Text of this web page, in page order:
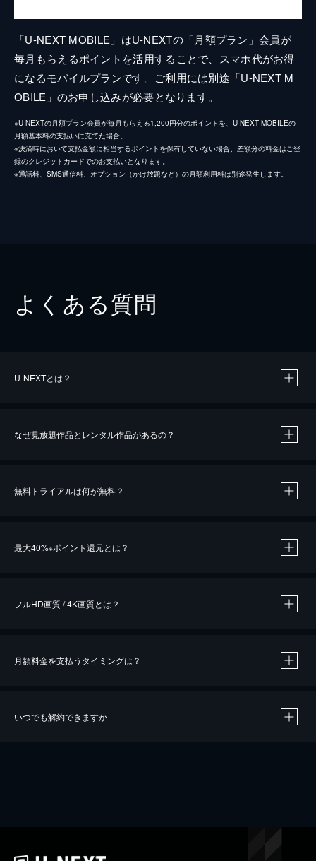
「U-NEXT MOBILE」はU-NEXTの「月額プラン」会員が
毎月もらえるポイントを活用することで、スマホ代がお得
になるモバイルプランです。ご利用には別途「U-NEXT M
OBILE」のお申し込みが必要となります。
※U-NEXTの月額プラン会員が毎月もらえる1,200円分のポイントを、U-NEXT MOBILEの
月額基本料の支払いに充てた場合。
※決済時において支払金額に相当するポイントを保有していない場合、差額分の料金はご登
録のクレジットカードでのお支払いとなります。
※通話料、SMS通信料、オプション（かけ放題など）の月額利用料は別途発生します。
よくある質問
U-NEXTとは？
なぜ見放題作品とレンタル作品があるの？
無料トライアルは何が無料？
最大40%※ポイント還元とは？
※40％ポイント還元の対象は、クレジットカード決済による作品の購入 / レンタルです。
iOSアプリのUコイン決済による作品の購入 / レンタルは、20％のポイント還元です。
フルHD画質 / 4K画質とは？
月額料金を支払うタイミングは？
いつでも解約できますか